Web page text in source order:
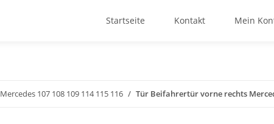
Startseite Kontakt Mein
Mercedes 107 108 109 114 115 116 Tür Beifahrertür vorne rechts